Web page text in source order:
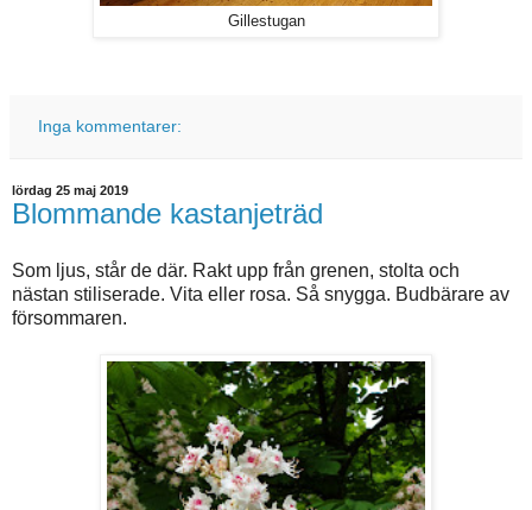
Gillestugan
Inga kommentarer:
lördag 25 maj 2019
Blommande kastanjeträd
Som ljus, står de där. Rakt upp från grenen, stolta och
nästan stiliserade. Vita eller rosa. Så snygga. Budbärare av
försommaren.